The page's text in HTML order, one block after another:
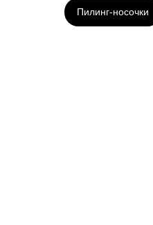
Пилинг-носочки